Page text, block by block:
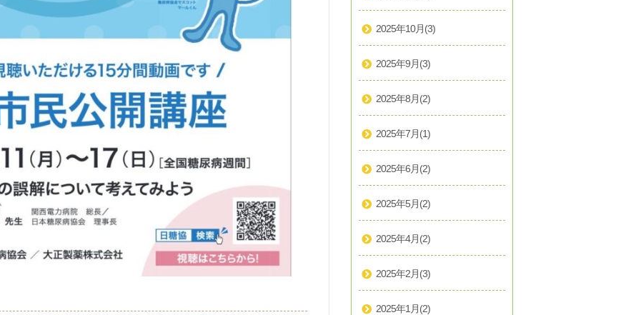
2025年10月(3)
2025年9月(3)
2025年8月(2)
2025年7月(1)
2025年6月(2)
2025年5月(2)
2025年4月(2)
2025年2月(3)
2025年1月(2)